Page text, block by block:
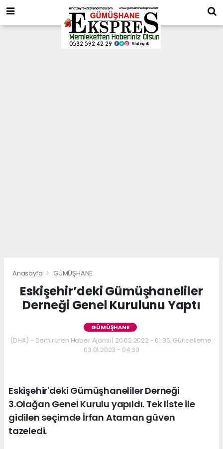
Anasayfa GÜMÜŞHANE
Eskişehir’deki Gümüşhaneliler
Derneği Genel Kurulunu Yaptı
GÜMÜŞHANE
(DHA) - Demirören Haber Ajansı | 20.02.2022 - 01:35, Güncelleme:
03.01.2023 - 04:30
Eskişehir'deki Gümüşhaneliler Derneği
3.Olağan Genel Kurulu yapıldı. Tek liste ile
gidilen seçimde İrfan Ataman güven
tazeledi.